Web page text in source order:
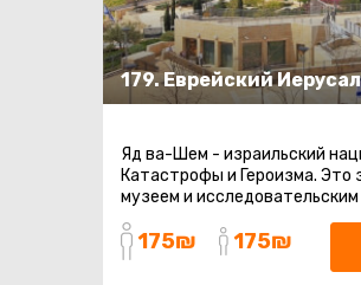
179. Еврейский
Яд ва-Шем - израильский
Катастрофы и Героизма. Это
музеем и
175₪ 175₪